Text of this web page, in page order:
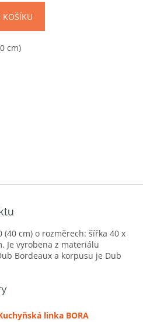
KOŠÍKU
cm)
(40 cm) o rozměrech: šířka 40 x
Je vyrobena z materiálu
Bordeaux a korpusu je Dub
linka BORA